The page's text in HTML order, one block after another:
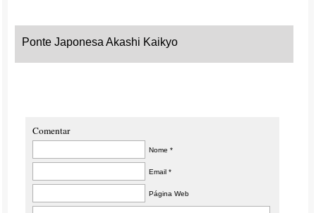
Ponte Japonesa Akashi Kaikyo
Comentar
Nome *
Email *
Página Web